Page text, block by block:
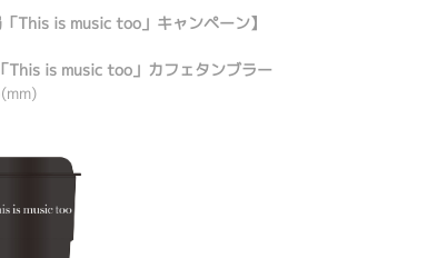
This is music too」キャンペーン】
This is music too」カフェタンブラー